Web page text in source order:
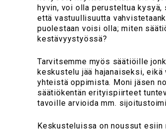
hyvin, voi olla perusteltua
että vastuullisuutta
puolestaan voisi olla; miten
kestävyystyössä?
Tarvitsemme myös säätiöille
keskustelu jää hajanaiseksi,
yhteistä oppimista. Moni jäsen
säätiökentän erityispiirteet
tavoille arvioida mm.
Keskusteluissa on noussut